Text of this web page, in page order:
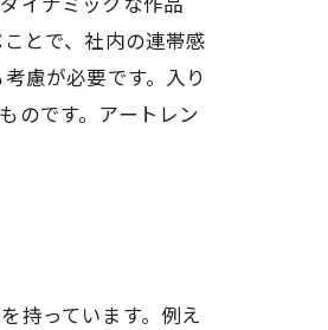
とで、社内の連帯感
慮が必要です。入り
のです。アートレン
持っています。例え